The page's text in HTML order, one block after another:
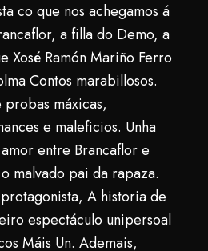
co que nos achegamos á
a filla do Demo, a
Xosé Ramón Mariño Ferro
Contos marabillosos.
probas máxicas,
e maleficios. Unha
entre Brancaflor e
malvado pai da rapaza.
A historia de
espectáculo unipersoal
Máis Un. Ademais,